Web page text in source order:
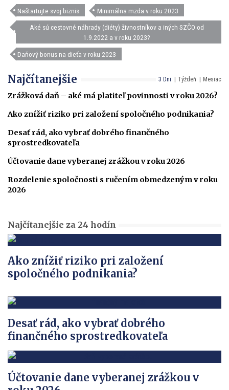
Naštartujte svoj biznis Minimálna mzda v roku 2023
Aké sú cestovné náhrady (diéty) živnostníkov a iných SZČO od
1.9.2022 a v roku 2023?
Daňový bonus na dieťa v roku 2023
3 Dni Týždeň Mesiac
Najčítanejšie
Zrážková daň – aké má platiteľ povinnosti v roku 2026?
Ako znížiť riziko pri založení spoločného podnikania?
Desať rád, ako vybrať dobrého finančného
sprostredkovateľa
Účtovanie dane vyberanej zrážkou v roku 2026
Rozdelenie spoločnosti s ručením obmedzeným v roku
2026
Najčítanejšie za 24 hodín
Ako znížiť riziko pri založení
spoločného podnikania?
Desať rád, ako vybrať dobrého
finančného sprostredkovateľa
Účtovanie dane vyberanej zrážkou v